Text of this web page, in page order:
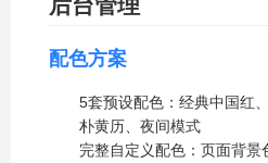
配色方案
5套预设配色：经典中国红
朴黄历、夜间模式
完整自定义配色：页面背景